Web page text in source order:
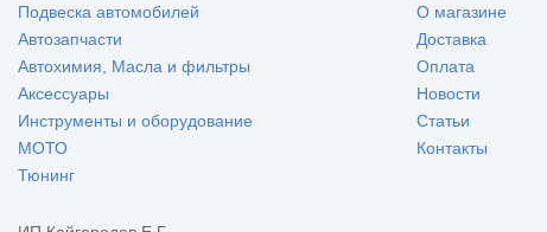
Подвеска автомобилей
Автозапчасти
Автохимия, Масла и фильтры
Аксессуары
Инструменты и оборудование
МОТО
Тюнинг
О магазине
Доставка
Оплата
Новости
Статьи
Контакты